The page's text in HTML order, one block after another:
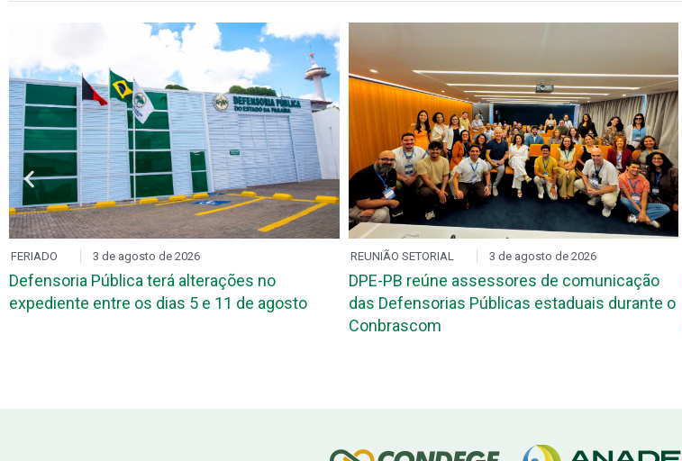
FERIADO 3 de agosto de 2026
Defensoria Pública terá alterações no
expediente entre os dias 5 e 11 de agosto
REUNIÃO SETORIAL 3 de agosto de 2026
DPE-PB reúne assessores de comunicação
das Defensorias Públicas estaduais durante o
Conbrascom